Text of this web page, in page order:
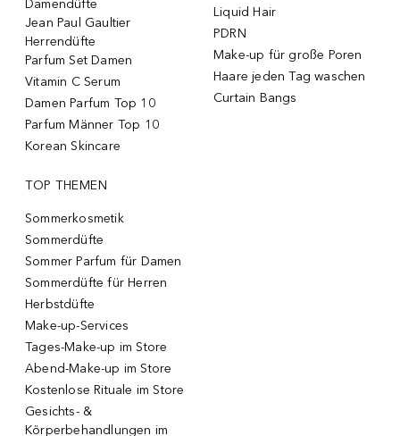
Damendüfte
Jean Paul Gaultier
Herrendüfte
Parfum Set Damen
Vitamin C Serum
Damen Parfum Top 10
Parfum Männer Top 10
Korean Skincare
Liquid Hair
PDRN
Make-up für große Poren
Haare jeden Tag waschen
Curtain Bangs
TOP THEMEN
Sommerkosmetik
Sommerdüfte
Sommer Parfum für Damen
Sommerdüfte für Herren
Herbstdüfte
Make-up-Services
Tages-Make-up im Store
Abend-Make-up im Store
Kostenlose Rituale im Store
Gesichts- &
Körperbehandlungen im